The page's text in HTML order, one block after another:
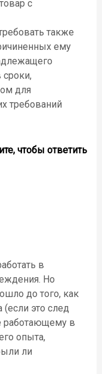
с
также
ему
для
требований
чтобы ответить
в
Но
до того, как
(если это след
работающему в
опыта,
ли